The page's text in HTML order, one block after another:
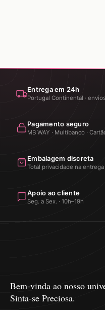
Entrega em 24h
Portugal Continental ·
Pagamento seguro
MB WAY · Multibanco ·
Embalagem discreta
Total privacidade na entrega
Apoio ao cliente
Seg. a Sex. · 10h–19h
Bem-vinda ao nosso
Sinta-se Preciosa.